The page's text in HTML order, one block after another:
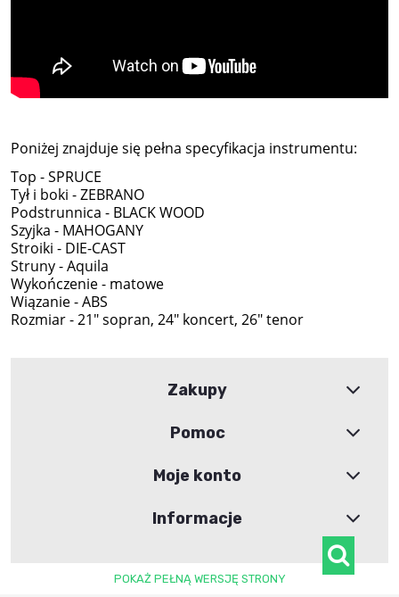
Poniżej znajduje się pełna specyfikacja instrumentu:
Top - SPRUCE
Tył i boki - ZEBRANO
Podstrunnica - BLACK WOOD
Szyjka - MAHOGANY
Stroiki - DIE-CAST
Struny - Aquila
Wykończenie - matowe
Wiązanie - ABS
Rozmiar - 21" sopran, 24" koncert, 26" tenor
Zakupy
Pomoc
Moje konto
Informacje
POKAŻ PEŁNĄ WERSJĘ STRONY